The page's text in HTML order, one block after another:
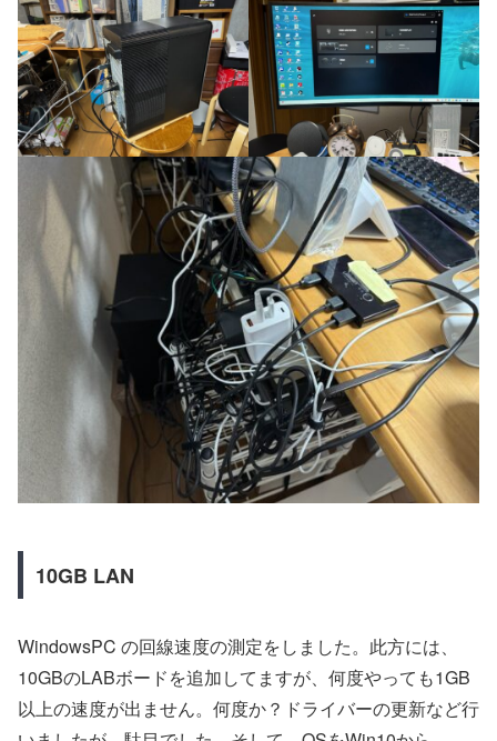
10GB LAN
WindowsPC の回線速度の測定をしました。此方には、
10GBのLABボードを追加してますが、何度やっても1GB
以上の速度が出ません。何度か？ドライバーの更新など行